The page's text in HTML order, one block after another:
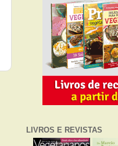
LIVROS E REVISTAS